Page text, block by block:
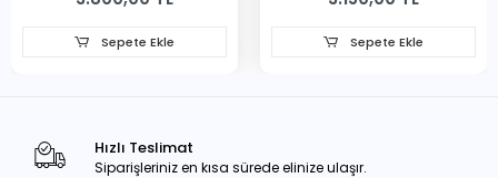
Sepete Ekle Sepete Ekle
Hızlı Teslimat
Siparişleriniz en kısa sürede elinize ulaşır.